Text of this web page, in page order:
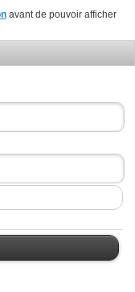
avant de pouvoir afficher